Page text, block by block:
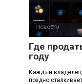
Новости
Где
году
Каждый владелец
поздно